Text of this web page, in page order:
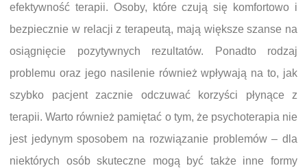
efektywność terapii. Osoby, które czują się komfortowo i
bezpiecznie w relacji z terapeutą, mają większe szanse na
osiągnięcie pozytywnych rezultatów. Ponadto rodzaj
problemu oraz jego nasilenie również wpływają na to, jak
szybko pacjent zacznie odczuwać korzyści płynące z
terapii. Warto również pamiętać o tym, że psychoterapia nie
jest jedynym sposobem na rozwiązanie problemów – dla
niektórych osób skuteczne mogą być także inne formy